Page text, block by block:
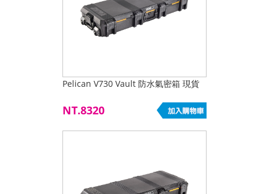
Pelican V730 Vault 防水氣密箱 現貨
NT.8320